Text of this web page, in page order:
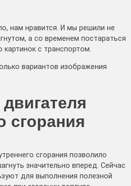
нам нравится. И мы решили не
а со временем постараться
с транспортом.
вариантов изображения
сгорания
сгорания позволило
значительно вперед. Сейчас
для выполнения полезной